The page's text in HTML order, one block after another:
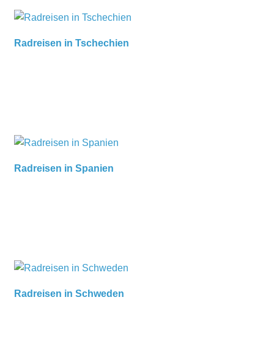
Radreisen in Tschechien
Radreisen in Spanien
Radreisen in Schweden